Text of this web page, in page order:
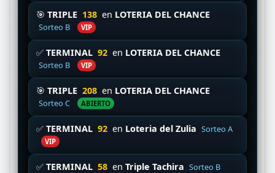
🎯 TRIPLE 138 en LOTERIA DEL CHANCE
Sorteo B VIP
✅ TERMINAL 92 en LOTERIA DEL CHANCE
Sorteo B VIP
🎯 TRIPLE 208 en LOTERIA DEL CHANCE
Sorteo C ABIERTO
✅ TERMINAL 92 en Loteria del Zulia Sorteo A
VIP
✅ TERMINAL 58 en Triple Tachira Sorteo B